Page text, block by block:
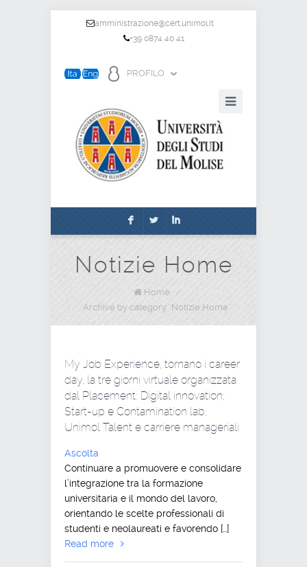
amministrazione@cert.unimol.it
+39 0874 40 41
PROFILO
F L I
Notizie Home
Home
/
Archive by category "Notizie Home"
My Job Experience, tornano i career
day, la tre giorni virtuale organizzata
dal Placement: Digital innovation;
Start-up e Contamination lab;
Unimol Talent e carriere manageriali
Ascolta
Continuare a promuovere e consolidare
l’integrazione tra la formazione
universitaria e il mondo del lavoro,
orientando le scelte professionali di
studenti e neolaureati e favorendo […]
Read more